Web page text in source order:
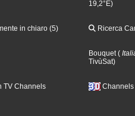
19,2°E)
in chiaro (5) Ricerca
Bouquet (
TivùSat)
TV Channels